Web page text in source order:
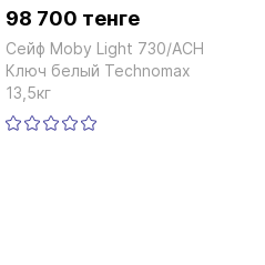
98 700 тенге
Сейф Moby Light 730/ACH
Ключ белый Technomax
13,5кг